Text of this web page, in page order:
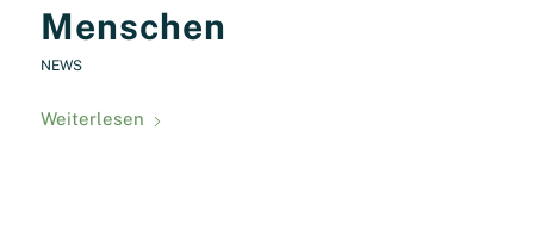
Menschen
NEWS
Weiterlesen